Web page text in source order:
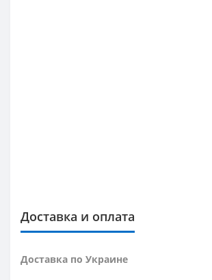
Доставка и оплата
Доставка по Украине